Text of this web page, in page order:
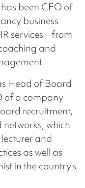
been CEO of
business
services – from
and
Head of Board
of a company
recruitment,
which
and
as well as
in the country's